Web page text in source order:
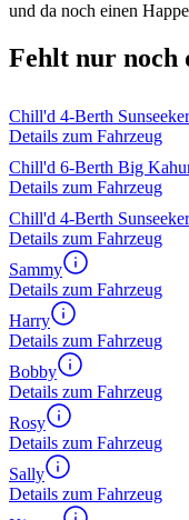
und da noch einen
Fehlt nur noch
Chill'd 4-Berth Sunseeker
Details zum Fahrzeug
Chill'd 6-Berth Big
Details zum Fahrzeug
Chill'd 4-Berth Sunseeker
Details zum Fahrzeug
Sammy
Details zum Fahrzeug
Harry
Details zum Fahrzeug
Bobby
Details zum Fahrzeug
Rosy
Details zum Fahrzeug
Sally
Details zum Fahrzeug